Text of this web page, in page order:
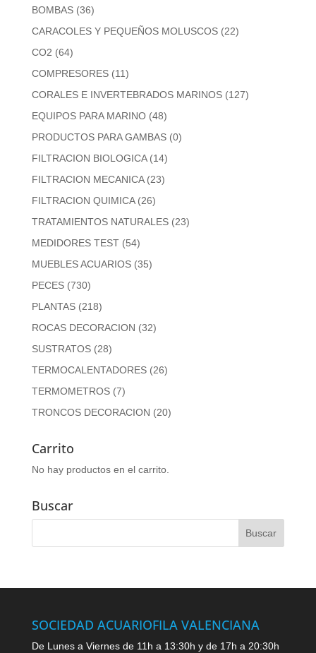
BOMBAS (36)
CARACOLES Y PEQUEÑOS MOLUSCOS (22)
CO2 (64)
COMPRESORES (11)
CORALES E INVERTEBRADOS MARINOS (127)
EQUIPOS PARA MARINO (48)
PRODUCTOS PARA GAMBAS (0)
FILTRACION BIOLOGICA (14)
FILTRACION MECANICA (23)
FILTRACION QUIMICA (26)
TRATAMIENTOS NATURALES (23)
MEDIDORES TEST (54)
MUEBLES ACUARIOS (35)
PECES (730)
PLANTAS (218)
ROCAS DECORACION (32)
SUSTRATOS (28)
TERMOCALENTADORES (26)
TERMOMETROS (7)
TRONCOS DECORACION (20)
Carrito
No hay productos en el carrito.
Buscar
SOCIEDAD ACUARIOFILA VALENCIANA
De Lunes a Viernes de 11h a 13:30h y de 17h a 20:30h